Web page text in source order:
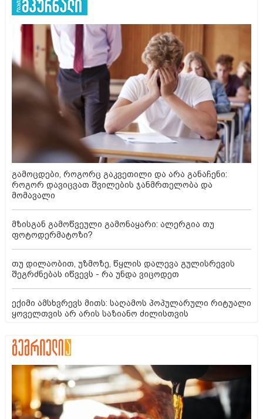
გამოცდები, როგორც გაკვეთილი და არა განაჩენი:
როგორ დავიცვათ შვილების ჯანმრთელობა და
მომავალი
მზისგან გამოწვეული გამონაყარი: ალერგია თუ
ფოტოდერმატოზი?
თუ დილაობით, უზმოზე, წყლის დალევა გულისრევის
შეგრძნებას იწვევს - რა უნდა ვიცოდეთ
ექიმი ამსხვრევს მითს: საღამოს პოპულარული რიტუალი
ყოველთვის არ არის საზიანო ძილისთვის